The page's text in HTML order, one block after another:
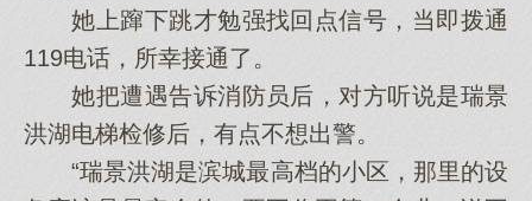
她上蹿下跳才勉强找回点信号，当即拨通
119电话，所幸接通了。
她把遭遇告诉消防员后，对方听说是瑞景
洪湖电梯检修后，有点不想出警。
“瑞景洪湖是滨城最高档的小区，那里的设